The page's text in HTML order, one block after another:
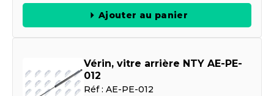
Ajouter au panier
Vérin, vitre arrière NTY AE-PE-
012
Réf : AE-PE-012